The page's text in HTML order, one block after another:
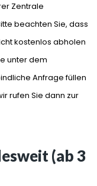
Zentrale
beachten Sie, dass
kostenlos abholen
unter dem
Anfrage füllen
rufen Sie dann zur
(ab 3